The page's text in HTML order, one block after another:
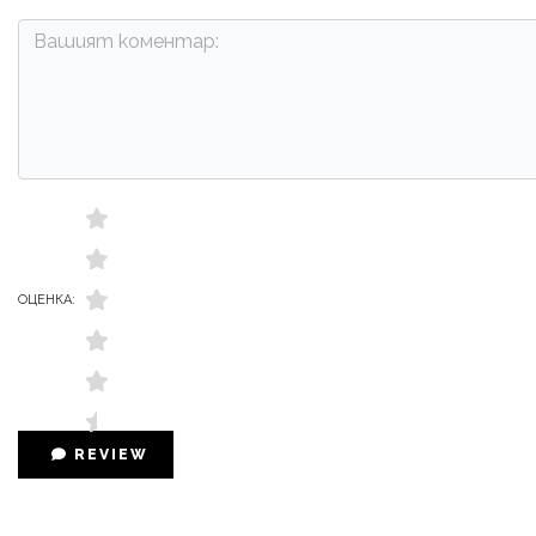
ОЦЕНКА:
REVIEW